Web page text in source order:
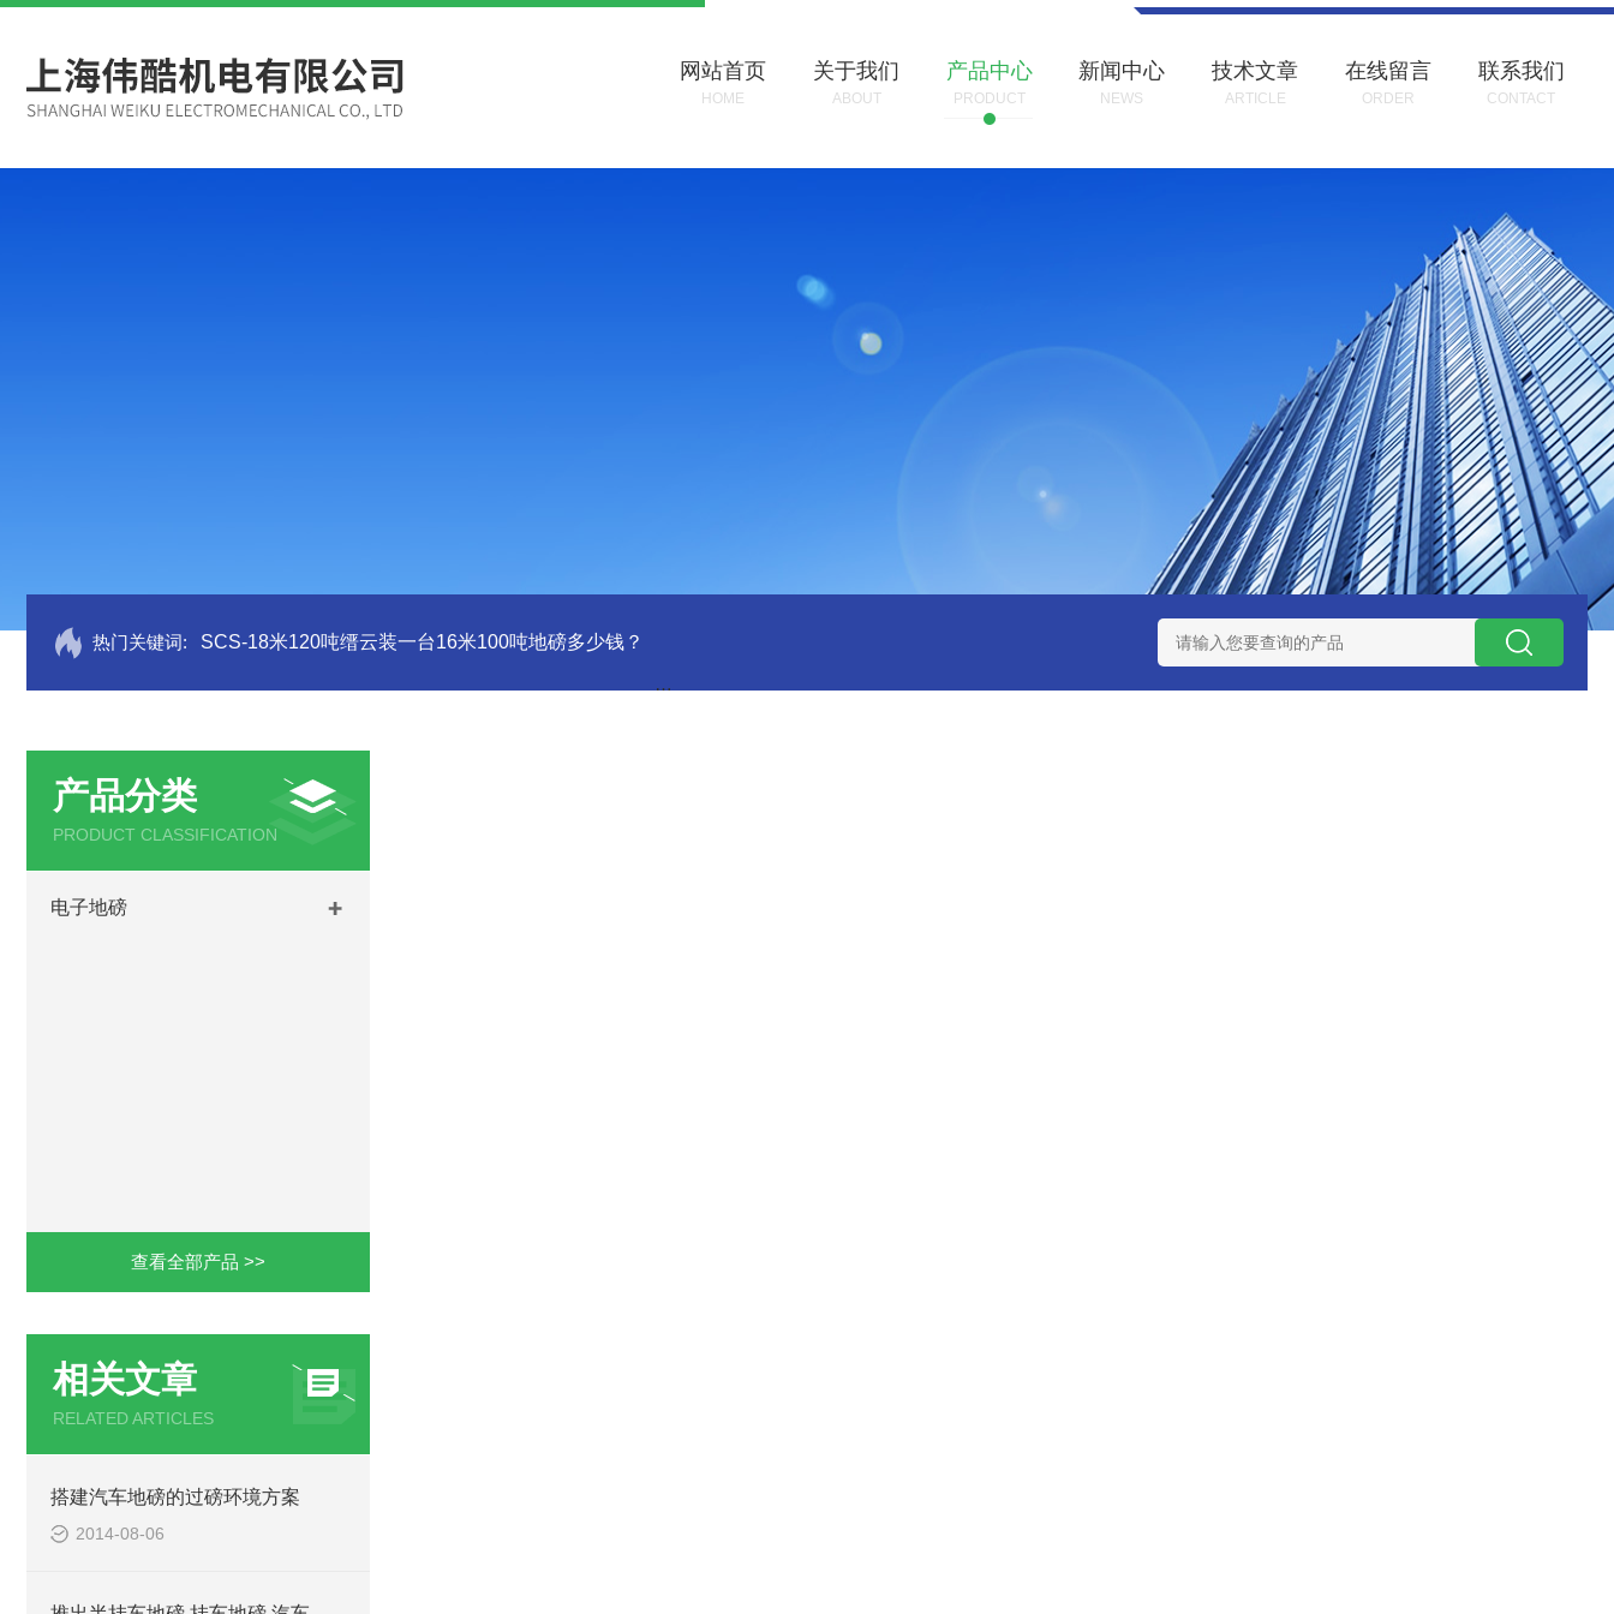
网站首页
HOME
关于我们
ABOUT
产品中心
PRODUCT
新闻中心
NEWS
技术文章
ARTICLE
在线留言
ORDER
联系我们
CONTACT
热门关键词: SCS-18米120吨缙云装一台16米100吨地磅多少钱？ SCS-18米120吨玉环装一台16米100吨地磅多少钱？
产品分类
PRODUCT CLASSIFICATION
电子地磅
查看全部产品 >>
相关文章
RELATED ARTICLES
搭建汽车地磅的过磅环境方案
2014-08-06